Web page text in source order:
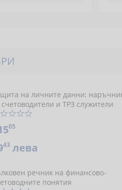
на личните данни:
счетоводители и ТРЗ служители
05
43 лева
речник на финансово-
понятия